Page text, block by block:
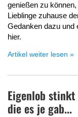
genießen zu
Lieblinge zuhause
Gedanken dazu und
hier.
Artikel weiter lesen »
Eigenlob stinkt
die es je gab...